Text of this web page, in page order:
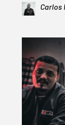
Carlos